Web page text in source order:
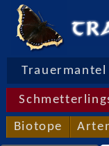
Trauermantel
Biotope